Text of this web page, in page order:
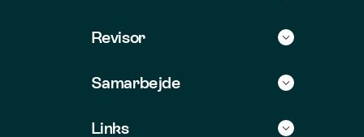
Jobs
Revisor
Samarbejde
Links